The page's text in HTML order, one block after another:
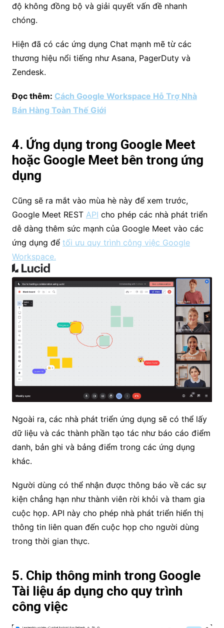
độ không đồng bộ và giải quyết vấn đề nhanh
chóng.
Hiện đã có các ứng dụng Chat mạnh mẽ từ các
thương hiệu nổi tiếng như Asana, PagerDuty và
Zendesk.
Đọc thêm: Cách Google Workspace Hỗ Trợ Nhà
Bán Hàng Toàn Thế Giới
4. Ứng dụng trong Google Meet
hoặc Google Meet bên trong ứng
dụng
Cũng sẽ ra mắt vào mùa hè này để xem trước,
Google Meet REST API cho phép các nhà phát triển
dễ dàng thêm sức mạnh của Google Meet vào các
ứng dụng để tối ưu quy trình công việc Google
Workspace.
Ngoài ra, các nhà phát triển ứng dụng sẽ có thể lấy
dữ liệu và các thành phần tạo tác như báo cáo điểm
danh, bản ghi và bảng điểm trong các ứng dụng
khác.
Người dùng có thể nhận được thông báo về các sự
kiện chẳng hạn như thành viên rời khỏi và tham gia
cuộc họp. API này cho phép nhà phát triển hiển thị
thông tin liên quan đến cuộc họp cho người dùng
trong thời gian thực.
5. Chip thông minh trong Google
Tài liệu áp dụng cho quy trình
công việc